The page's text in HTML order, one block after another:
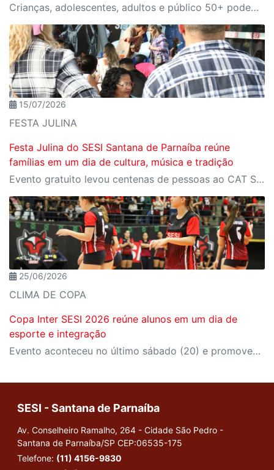
Crianças, adolescentes, adultos e público 50+ podem participar das formações culturais; cursos são conduzidos por profissionais com ampla experiência artística e educacional
15/07/2026
FESTA JULINA
Festa Julina do SESI Santana de Parnaíba reúne
famílias em um dia de cultura, música e tradição
Evento gratuito levou centenas de pessoas ao CAT SESI Santana de Parnaíba e proporcionou momentos de integração, lazer e valorização da cultura popular brasileira
25/06/2026
CLIMA DE COPA
Copa Inter SESI 2026 reúne alunos em um dia de
esporte e integração
Evento aconteceu no último sábado (20) e promoveu diversas modalidades esportivas para estudantes dos Centros Educacionais de Jundiaí, Campo Limpo Paulista, Itatiba, Amparo, Santana de Parnaíba e Cajamar.
SESI - Santana de Parnaíba
Av. Conselheiro Ramalho, 264 - Cidade São Pedro -
Santana de Parnaíba/SP CEP:06535-175
Telefone: (11) 4156-9830